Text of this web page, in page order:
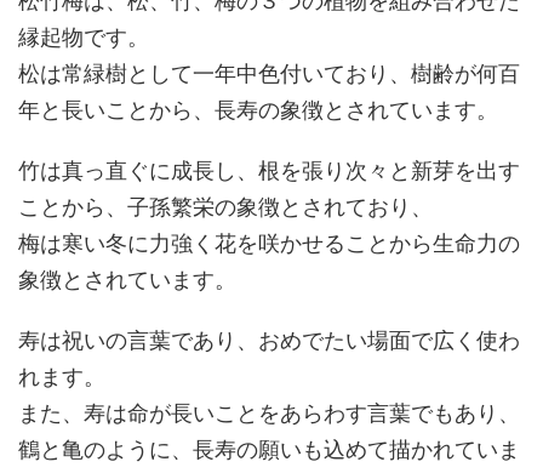
縁起物です。
松は常緑樹として一年中色付いており、樹齢が何百
年と長いことから、長寿の象徴とされています。
竹は真っ直ぐに成長し、根を張り次々と新芽を出す
ことから、子孫繁栄の象徴とされており、
梅は寒い冬に力強く花を咲かせることから生命力の
象徴とされています。
寿は祝いの言葉であり、おめでたい場面で広く使わ
れます。
また、寿は命が長いことをあらわす言葉でもあり、
鶴と亀のように、長寿の願いも込めて描かれていま